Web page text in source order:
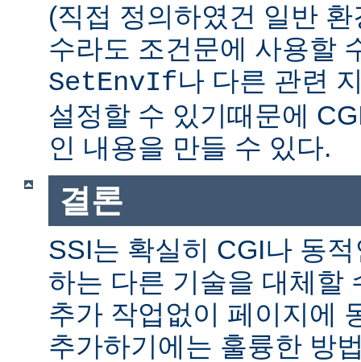
(직접 정의하였건 일반
수라도 조건문에 사용할
SetEnvIf나 다른 관련
설정할 수 있기때문에
인 내용을 만들 수 있다.
결론
SSI는 확실히 CGI나 동
하는 다른 기술을 대체할
추가 작업없이 페이지에
추가하기에는 훌륭한 방